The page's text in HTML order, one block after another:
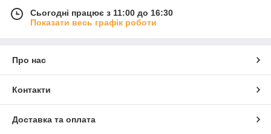
Сьогодні працює з 11:00 до 16:30
Показати весь графік роботи
Про нас
Контакти
Доставка та оплата